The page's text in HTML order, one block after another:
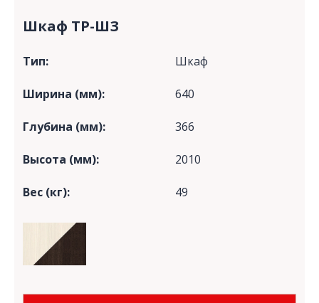
Шкаф ТР-ШЗ
Тип: Шкаф
Ширина (мм): 640
Глубина (мм): 366
Высота (мм): 2010
Вес (кг): 49